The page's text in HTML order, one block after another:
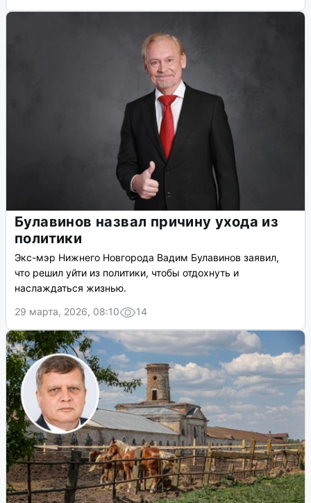
Булавинов назвал причину ухода из
политики
Экс-мэр Нижнего Новгорода Вадим Булавинов заявил,
что решил уйти из политики, чтобы отдохнуть и
наслаждаться жизнью.
29 марта, 2026, 08:10
14